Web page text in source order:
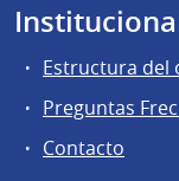
Estructura del
Preguntas
Contacto